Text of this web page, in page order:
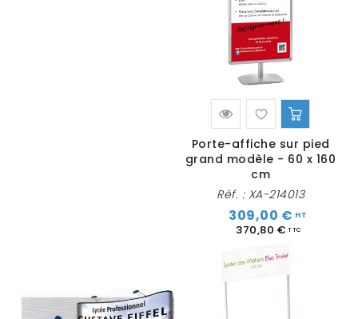
Porte-affiche sur pied
grand modèle - 60 x 160
cm
Réf. : XA-214013
309,00 €
370,80 €